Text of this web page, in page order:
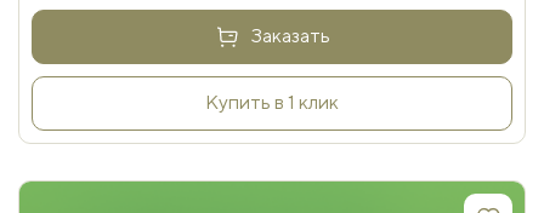
Заказать
Купить в 1 клик